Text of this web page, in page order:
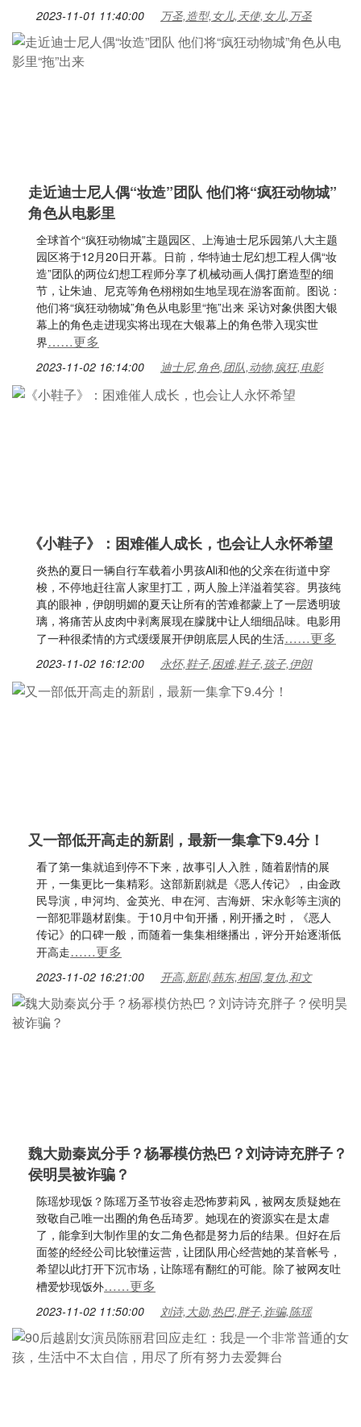
2023-11-01 11:40:00 万圣,造型,女儿,天使,女儿,万圣
走近迪士尼人偶“妆造”团队 他们将“疯狂动物城”
角色从电影里
全球首个“疯狂动物城”主题园区、上海迪士尼乐园第八大主题
园区将于12月20日开幕。日前，华特迪士尼幻想工程人偶“妆
造”团队的两位幻想工程师分享了机械动画人偶打磨造型的细
节，让朱迪、尼克等角色栩栩如生地呈现在游客面前。图说：
他们将“疯狂动物城”角色从电影里“拖”出来 采访对象供图大银
幕上的角色走进现实将出现在大银幕上的角色带入现实世
界……更多
2023-11-02 16:14:00 迪士尼,角色,团队,动物,疯狂,电影
《小鞋子》：困难催人成长，也会让人永怀希望
炎热的夏日一辆自行车载着小男孩Ali和他的父亲在街道中穿
梭，不停地赶往富人家里打工，两人脸上洋溢着笑容。男孩纯
真的眼神，伊朗明媚的夏天让所有的苦难都蒙上了一层透明玻
璃，将痛苦从皮肉中剥离展现在朦胧中让人细细品味。电影用
了一种很柔情的方式缓缓展开伊朗底层人民的生活……更多
2023-11-02 16:12:00 永怀,鞋子,困难,鞋子,孩子,伊朗
又一部低开高走的新剧，最新一集拿下9.4分！
看了第一集就追到停不下来，故事引人入胜，随着剧情的展
开，一集更比一集精彩。这部新剧就是《恶人传记》，由金政
民导演，申河均、金英光、申在河、吉海妍、宋永彰等主演的
一部犯罪题材剧集。于10月中旬开播，刚开播之时，《恶人
传记》的口碑一般，而随着一集集相继播出，评分开始逐渐低
开高走……更多
2023-11-02 16:21:00 开高,新剧,韩东,相国,复仇,和文
魏大勋秦岚分手？杨幂模仿热巴？刘诗诗充胖子？
侯明昊被诈骗？
陈瑶炒现饭？陈瑶万圣节妆容走恐怖萝莉风，被网友质疑她在
致敬自己唯一出圈的角色岳琦罗。她现在的资源实在是太虐
了，能拿到大制作里的女二角色都是努力后的结果。但好在后
面签的经经公司比较懂运营，让团队用心经营她的某音帐号，
希望以此打开下沉市场，让陈瑶有翻红的可能。除了被网友吐
槽爱炒现饭外……更多
2023-11-02 11:50:00 刘诗,大勋,热巴,胖子,诈骗,陈瑶